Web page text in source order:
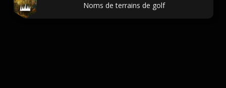
Noms de terrains de golf